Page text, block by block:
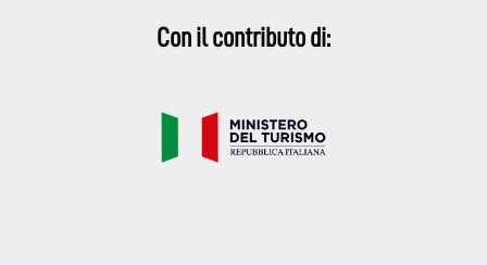
Con il contributo di: